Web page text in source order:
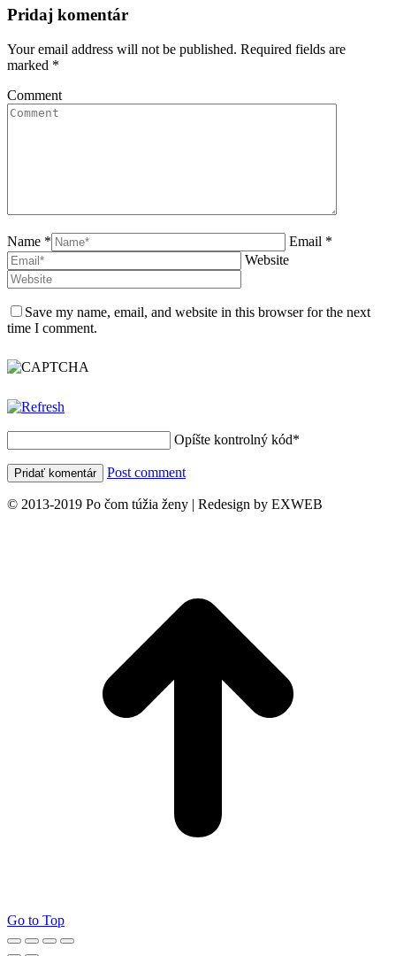
Pridaj komentár
Your email address will not be published. Required fields are
marked *
Comment
Name *
Email *
Website
Save my name, email, and website in this browser for the next
time I comment.
Opíšte kontrolný kód*
Post comment
© 2013-2019 Po čom túžia ženy | Redesign by EXWEB
Go to Top